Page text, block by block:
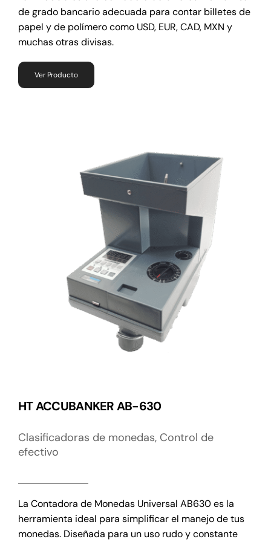
de grado bancario adecuada para contar billetes de
papel y de polímero como USD, EUR, CAD, MXN y
muchas otras divisas.
Ver Producto
HT ACCUBANKER AB-630
Clasificadoras de monedas, Control de
efectivo
La Contadora de Monedas Universal AB630 es la
herramienta ideal para simplificar el manejo de tus
monedas. Diseñada para un uso rudo y constante